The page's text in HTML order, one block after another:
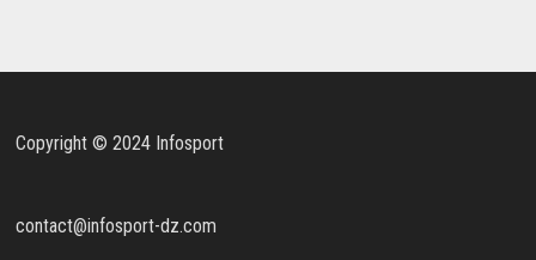
Copyright © 2024 Infosport
contact@infosport-dz.com